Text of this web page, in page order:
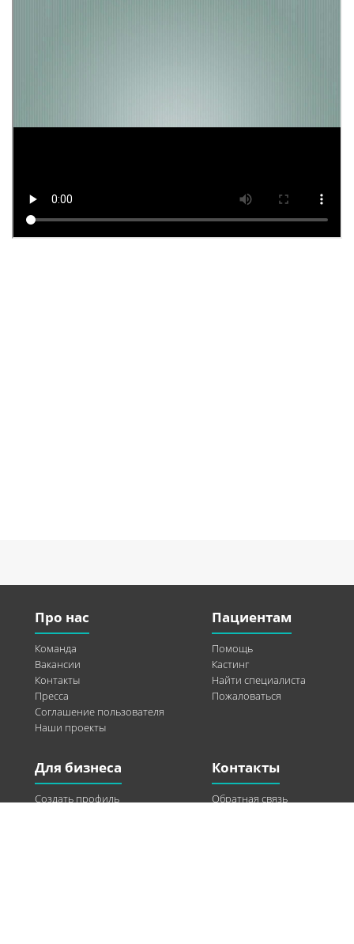
Про нас
Команда
Вакансии
Контакты
Пресса
Соглашение пользователя
Наши проекты
Пациентам
Помощь
Кастинг
Найти специалиста
Пожаловаться
Для бизнеса
Создать профиль
Контакты
Обратная связь